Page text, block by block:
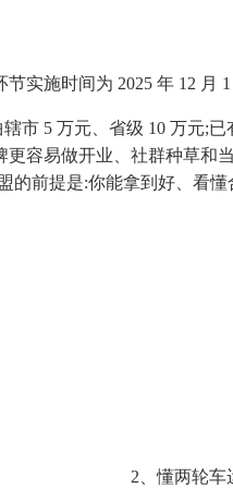
施时间为 2025 年 12 月
5 万元、省级 10 万元;已
容易做开业、社群种草和
的前提是:你能拿到好、看
2、懂两轮车